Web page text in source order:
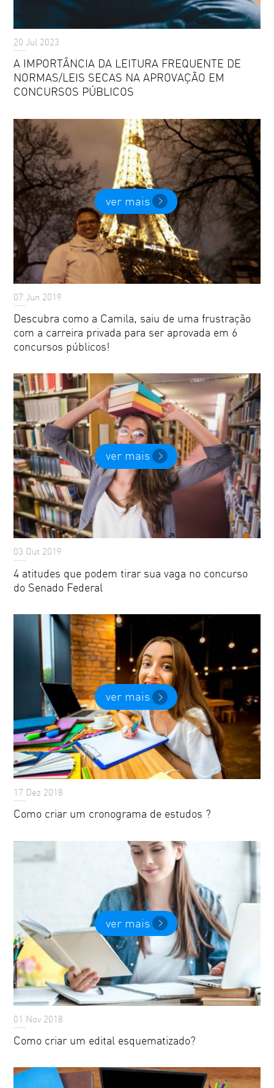
20 Jul 2023
A IMPORTÂNCIA DA LEITURA FREQUENTE DE
NORMAS/LEIS SECAS NA APROVAÇÃO EM
CONCURSOS PÚBLICOS
ver mais
07 Jun 2019
Descubra como a Camila, saiu de uma frustração
com a carreira privada para ser aprovada em 6
concursos públicos!
ver mais
03 Out 2019
4 atitudes que podem tirar sua vaga no concurso
do Senado Federal
ver mais
17 Dez 2018
Como criar um cronograma de estudos ?
ver mais
01 Nov 2018
Como criar um edital esquematizado?